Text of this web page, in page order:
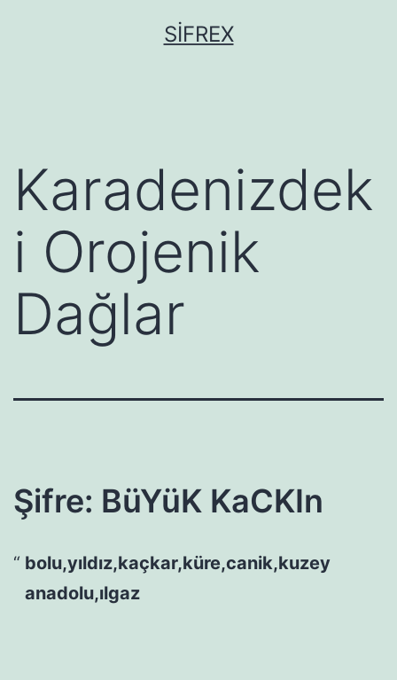
SIFREX
Karadenizdek
i Orojenik
Dağlar
Şifre: BüYüK KaCKIn
bolu,yıldız,kaçkar,küre,canik,kuzey
anadolu,ılgaz